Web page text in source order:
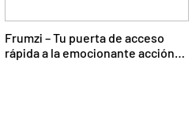
Frumzi – Tu puerta de acceso
rápida a la emocionante acción
de casino